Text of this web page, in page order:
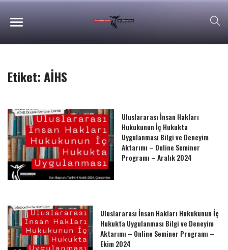
Etiket:AİHS
Uluslararası İnsan Hakları
Hukukunun İç Hukukta
Uygulanması Bilgi ve Deneyim
Aktarımı – Online Seminer
Programı – Aralık 2024
Uluslararası İnsan Hakları Hukukunun İç
Hukukta Uygulanması Bilgi ve Deneyim
Aktarımı – Online Seminer Programı –
Ekim 2024